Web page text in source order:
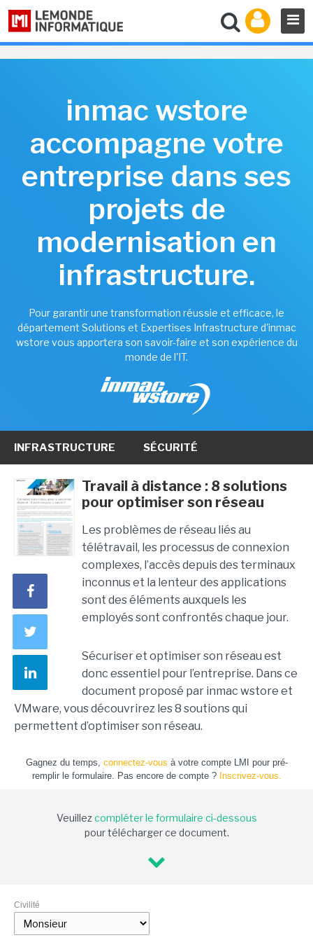
inmac wstore
accompagne votre
entreprise dans ses
projets de
modernisation en
infrastructure.
Pour garantir une transformation réussie et efficace, le
département Solutions et Expertises Infrastructure d'inmac
wstore vous apportera son savoir-faire et son expérience du
monde de l'IT.
INFRASTRUCTURE SÉCURITÉ
Travail à distance : 8 solutions
pour optimiser son réseau
Les problèmes de réseau liés au
télétravail, les processus de connexion
complexes, l’accès depuis des terminaux
inconnus et la lenteur des applications
sont des éléments auxquels les
employés sont confrontés chaque jour.
Sécuriser et optimiser son réseau est
donc essentiel pour l’entreprise. Dans ce
document proposé par inmac wstore et
VMware, vous découvrirez les 8 soutions qui
permettent d’optimiser son réseau.
Gagnez du temps, connectez-vous à votre compte LMI pour pré-
remplir le formulaire. Pas encore de compte ? Inscrivez-vous.
Veuillezcompléter le formulaire ci-dessous
pour télécharger ce document.
Civilité